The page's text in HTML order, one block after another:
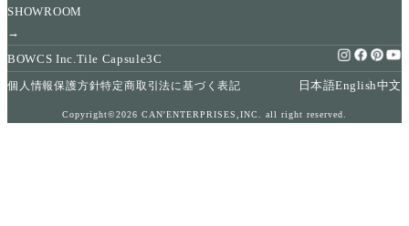
SHOWROOM
→
BOWCS Inc.Tile Capsule3C
個人情報保護方針特定商取引法に基づく表記 日本語English中文
Copyright©2026 CAN'ENTERPRISES,INC. all right reserved.